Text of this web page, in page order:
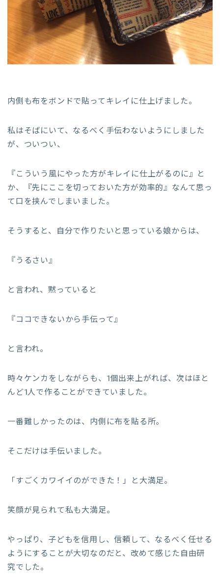
内側も布をボンドで貼ってキレイに仕上げました。
私はそばにいて、なるべく手伝わないようにしました
が、ついつい、
『こういう風にやった方がキレイに仕上がるのに』と
か、『先にここを切っておいた方が効率的』なんて思っ
て口を挟んでしまいました。
そうすると、自分で作りたいと思っている娘からは、
『うるさい』
と言われ、黙っていると
『ココできないから手伝って』
と言われ。
時々ケンカをしながらも、1個出来上がれば、次はほと
んど1人で作ることができていました。
一番難しかったのは、内側に布を貼る所。
そこだけは手伝いました。
「すごくカワイイのができた！」と大満足。
笑顔が見られて私も大満足。
やっぱり、子どもを信用し、信頼して、なるべく任せる
ようにすることが大切なのだと、改めて感じた自由研
究でした。